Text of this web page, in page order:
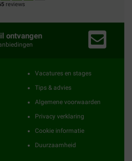
reviews
ontvangen
Vacatures en stages
Tips & advies
Algemene voorwaarden
Privacy verklaring
Cookie informatie
Duurzaamheid